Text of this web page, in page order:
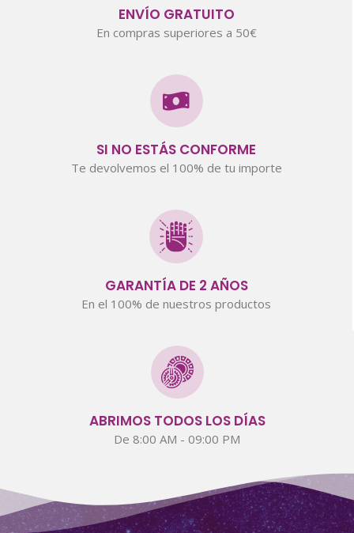
ENVÍO GRATUITO
En compras superiores a 50€
SI NO ESTÁS CONFORME
Te devolvemos el 100% de tu importe
GARANTÍA DE 2 AÑOS
En el 100% de nuestros productos
ABRIMOS TODOS LOS DÍAS
De 8:00 AM - 09:00 PM